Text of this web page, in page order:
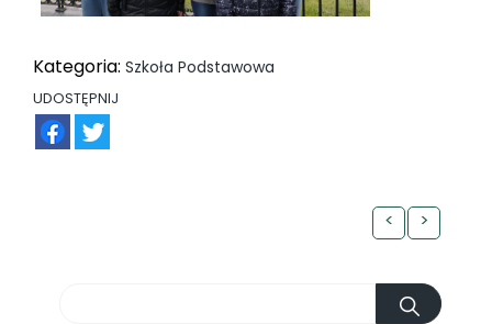
Kategoria: Szkoła Podstawowa
UDOSTĘPNIJ
< >